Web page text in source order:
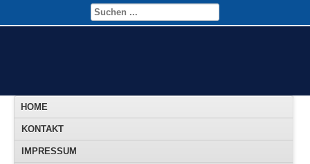
HOME
KONTAKT
IMPRESSUM